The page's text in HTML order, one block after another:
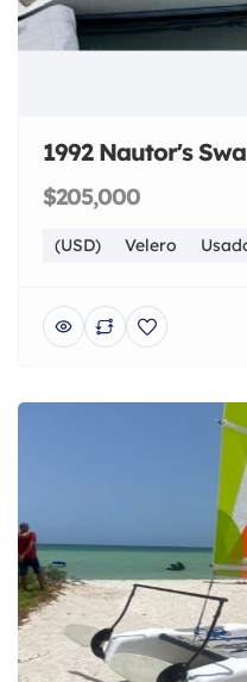
1992 Nautor's
$205,000
(USD) Velero